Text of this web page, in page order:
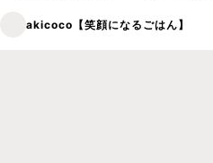
akicoco【笑顔になるごはん】